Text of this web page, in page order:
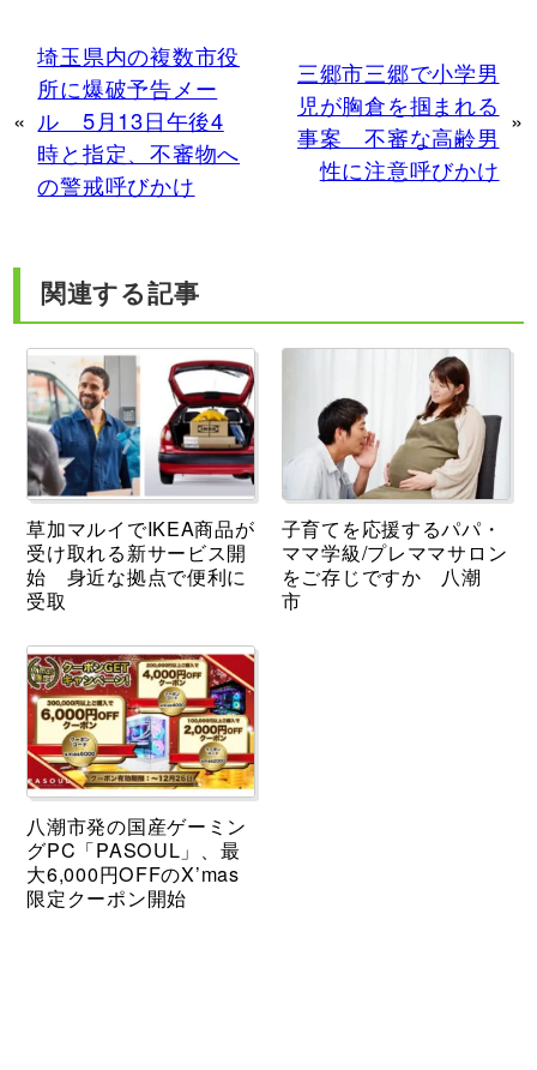
«
埼玉県内の複数市役
所に爆破予告メー
ル 5月13日午後4
時と指定、不審物へ
の警戒呼びかけ
三郷市三郷で小学男
児が胸倉を掴まれる
事案 不審な高齢男
性に注意呼びかけ
»
関連する記事
草加マルイでIKEA商品が
受け取れる新サービス開
始 身近な拠点で便利に
受取
子育てを応援するパパ・
ママ学級/プレママサロン
をご存じですか 八潮
市
八潮市発の国産ゲーミン
グPC「PASOUL」、最
大6,000円OFFのX’mas
限定クーポン開始